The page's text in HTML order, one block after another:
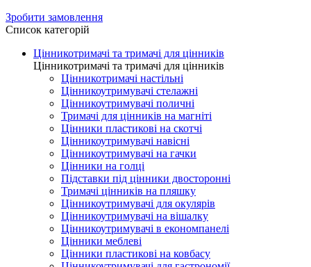
Зробити замовлення
Список категорій
Цінникотримачі та тримачі для цінників
Цінникотримачі та тримачі для цінників
Цінникотримачі настільні
Цінникоутримувачі стелажні
Цінникоутримувачі поличні
Тримачі для цінників на магніті
Цінники пластикові на скотчі
Цінникоутримувачі навісні
Цінникоутримувачі на гачки
Цінники на голці
Підставки під цінники двосторонні
Тримачі цінників на пляшку
Цінникоутримувачі для окулярів
Цінникоутримувачі на вішалку
Цінникоутримувачі в економпанелі
Цінники меблеві
Цінники пластикові на ковбасу